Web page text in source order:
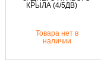
Товара нет в
наличии